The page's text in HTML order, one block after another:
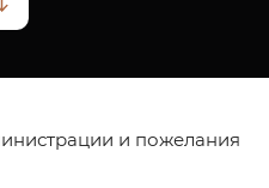
и пожелания